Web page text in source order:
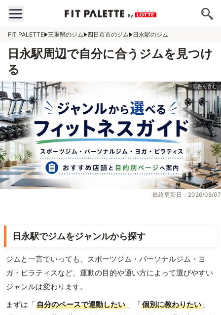
FIT PALETTE 三重県のジム 四日市市のジム 日永駅のジム
日永駅周辺で自分に合うジムを見つけ
る
最終更新日：2026/08/07
日永駅でジムをジャンルから探す
ジムと一言でいっても、スポーツジム・パーソナルジム・ヨ
ガ・ピラティスなど、運動の目的や通い方によって選びやすい
ジャンルは変わります。
まずは「自分のペースで運動したい 」「個別に教わりたい 」